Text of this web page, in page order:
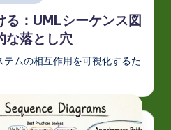
る：UMLシーケンス図
な落とし穴
ムの相互作用を可視化するた